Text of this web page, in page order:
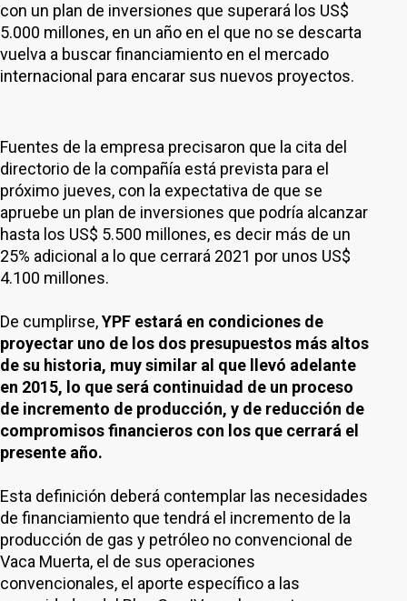
con un plan de inversiones que superará los US$
5.000 millones, en un año en el que no se descarta
vuelva a buscar financiamiento en el mercado
internacional para encarar sus nuevos proyectos.
Fuentes de la empresa precisaron que la cita del
directorio de la compañía está prevista para el
próximo jueves, con la expectativa de que se
apruebe un plan de inversiones que podría alcanzar
hasta los US$ 5.500 millones, es decir más de un
25% adicional a lo que cerrará 2021 por unos US$
4.100 millones.
De cumplirse,YPF estará en condiciones de
proyectar uno de los dos presupuestos más altos
de su historia, muy similar al que llevó adelante
en 2015, lo que será continuidad de un proceso
de incremento de producción, y de reducción de
compromisos financieros con los que cerrará el
presente año.
Esta definición deberá contemplar las necesidades
de financiamiento que tendrá el incremento de la
producción de gas y petróleo no convencional de
Vaca Muerta, el de sus operaciones
convencionales, el aporte específico a las